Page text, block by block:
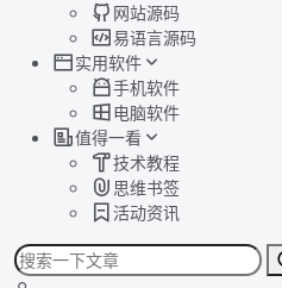
网站源码
易语言源码
实用软件
手机软件
电脑软件
值得一看
技术教程
思维书签
活动资讯